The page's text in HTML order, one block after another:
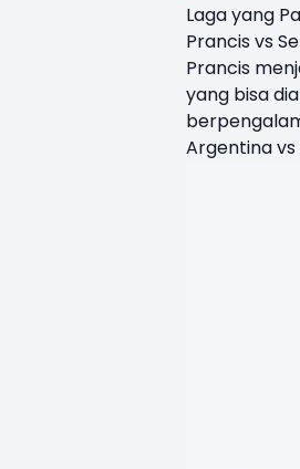
Laga yang
Prancis vs
Prancis
yang bisa
Argentina vs